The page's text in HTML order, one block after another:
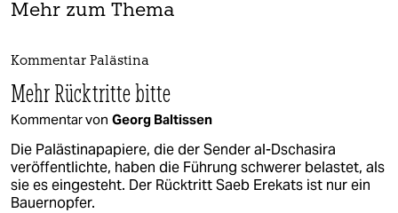
Mehr zum Thema
Kommentar Palästina
Mehr Rücktritte bitte
Kommentar von Georg Baltissen
Die Palästinapapiere, die der Sender al-Dschasira
veröffentlichte, haben die Führung schwerer belastet, als
sie es eingesteht. Der Rücktritt Saeb Erekats ist nur ein
Bauernopfer.